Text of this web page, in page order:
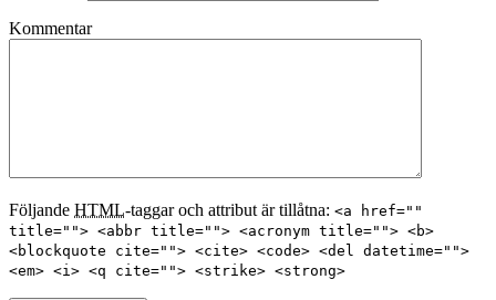
Kommentar
Följande HTML-taggar och attribut är tillåtna: <a href=""
title=""> <abbr title=""> <acronym title=""> <b>
<blockquote cite=""> <cite> <code> <del datetime="">
<em> <i> <q cite=""> <strike> <strong>